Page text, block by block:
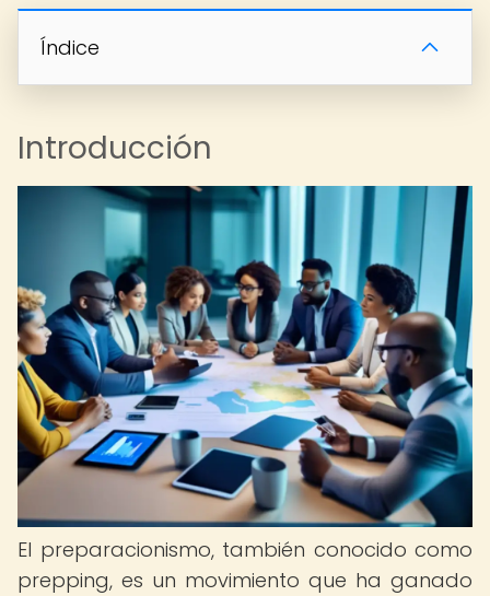
Índice
Introducción
El preparacionismo, también conocido como
prepping, es un movimiento que ha ganado